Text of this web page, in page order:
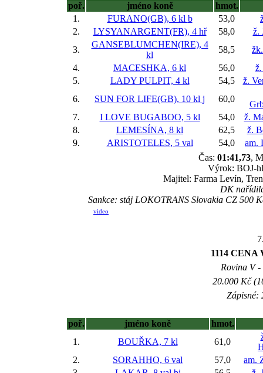
poř. jméno koně
hmot.
1.
FURANO(GB), 6 kl b 53,0
2.
LYSYANARGENT(FR), 4 hř 58,0
ž.
3.
GANSEBLUMCHEN(IRE), 4
kl
58,5
4.
MACESHKA, 6 kl 56,0
5.
LADY PULPIT, 4 kl 54,5
ž.
6.
SUN FOR LIFE(GB), 10 kl j 60,0
7.
I LOVE BUGABOO, 5 kl 54,0
ž.
8.
LEMESÍNA, 8 kl 62,5
ž.
9.
ARISTOTELES, 5 val 54,0
am.
Čas: 01:41,73,
Výrok: BOJ-
Majitel: Farma Levín,
DK
Sankce: stáj LOKOTRANS Slovakia CZ 500
video
1114
Rovina V
20.000 Kč
Zápisné:
poř. jméno koně
hmot.
1.
BOUŘKA, 7 kl 61,0
2.
SORAHHO, 6 val 57,0
am.